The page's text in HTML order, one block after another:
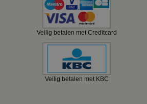
Veilig betalen met Creditcard
Veilig betalen met KBC